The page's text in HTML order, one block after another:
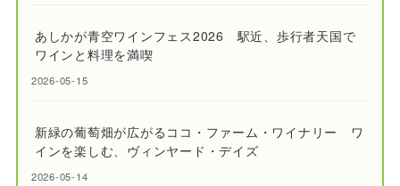
あしかが青空ワインフェス2026 駅近、歩行者天国で
ワインと料理を満喫
2026-05-15
新緑の葡萄畑が広がるココ・ファーム・ワイナリー ワ
インを楽しむ、ヴィンヤード・デイズ
2026-05-14